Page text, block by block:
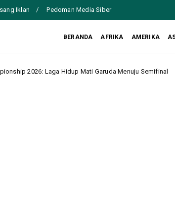
Iklan Pedoman Media Siber
BERANDA AFRIKA AMERIKA
Hidup Mati Garuda Menuju Semifinal Headline